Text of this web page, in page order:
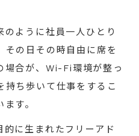
のように社員一人ひとり
その日その時自由に席を
場合が、Wi-Fi環境が整っ
持ち歩いて仕事をするこ
す。
に生まれたフリーアド